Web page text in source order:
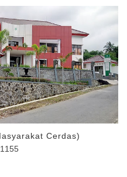
Cerdas)
1155